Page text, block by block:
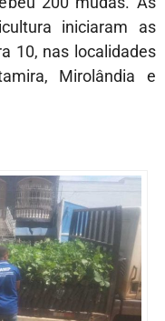
iniciaram as
10, nas localidades
Mirolândia e